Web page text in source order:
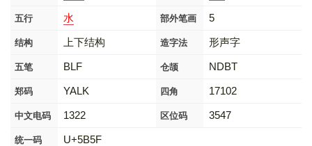
五行 水 部外笔画 5
结构 上下结构 造字法 形声字
五笔 BLF 仓颉 NDBT
郑码 YALK 四角 17102
中文电码 1322 区位码 3547
统一码 U+5B5F